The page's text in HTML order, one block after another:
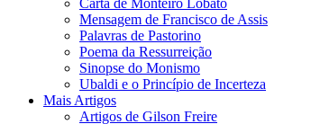
Carta de Monteiro Lobato
Mensagem de Francisco de Assis
Palavras de Pastorino
Poema da Ressurreição
Sinopse do Monismo
Ubaldi e o Princípio de Incerteza
Mais Artigos
Artigos de Gilson Freire